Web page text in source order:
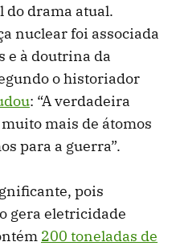
do drama atual.
nuclear foi associada
e à doutrina da
o historiador
: “A verdadeira
mais de átomos
para a guerra”.
pois
gera eletricidade
200 toneladas de